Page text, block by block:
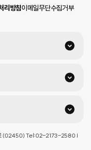
리방침이메일무단수집거부
교 (02450) Tel:02-2173-2580 |